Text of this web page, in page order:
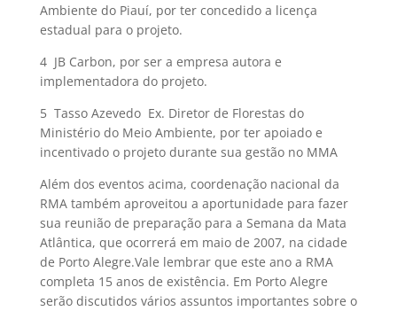
Ambiente do Piauí, por ter concedido a licença
estadual para o projeto.
4  JB Carbon, por ser a empresa autora e
implementadora do projeto.
5  Tasso Azevedo  Ex. Diretor de Florestas do
Ministério do Meio Ambiente, por ter apoiado e
incentivado o projeto durante sua gestão no MMA
Além dos eventos acima, coordenação nacional da
RMA também aproveitou a aportunidade para fazer
sua reunião de preparação para a Semana da Mata
Atlântica, que ocorrerá em maio de 2007, na cidade
de Porto Alegre.Vale lembrar que este ano a RMA
completa 15 anos de existência. Em Porto Alegre
serão discutidos vários assuntos importantes sobre o